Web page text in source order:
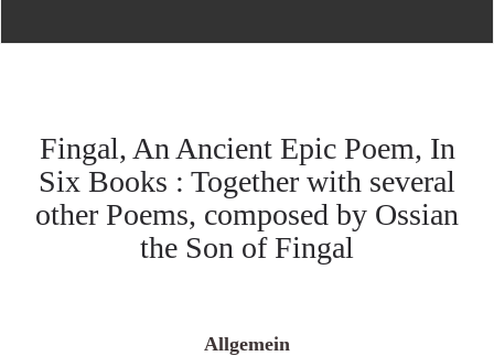
Fingal, An Ancient Epic Poem, In
Six Books : Together with several
other Poems, composed by Ossian
the Son of Fingal
Allgemein